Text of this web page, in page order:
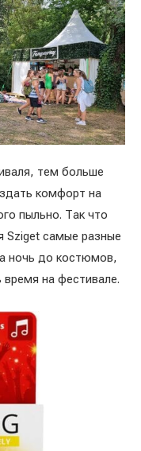
тем больше
комфорт на
пыльно. Так что
Sziget самые разные
ночь до костюмов,
на фестивале.